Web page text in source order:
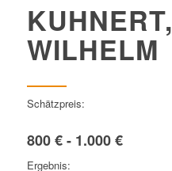
KUHNERT,
WILHELM
Schätzpreis:
800 € - 1.000 €
Ergebnis: